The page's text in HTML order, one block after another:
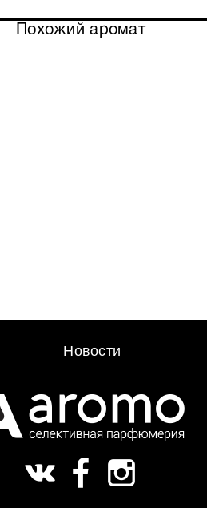
лимонной магнолии, душистой
Похожий аромат
Новости